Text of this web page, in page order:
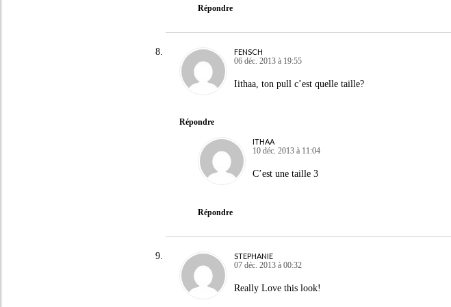
Répondre
FENSCH
06 déc. 2013 à 19:55
Iithaa, ton pull c’est quelle taille?
Répondre
ITHAA
10 déc. 2013 à 11:04
C’est une taille 3
Répondre
STEPHANIE
07 déc. 2013 à 00:32
Really Love this look!